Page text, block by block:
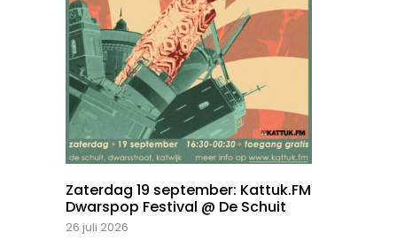
Zaterdag 19 september: Kattuk.FM
Dwarspop Festival @ De Schuit
26 juli 2026